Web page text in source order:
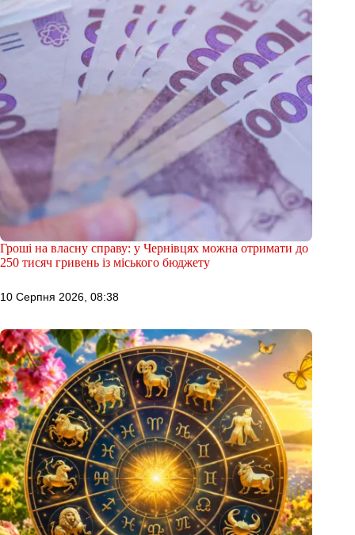
Гроші на власну справу: у Чернівцях можна отримати до
250 тисяч гривень із міського бюджету
10 Серпня 2026, 08:38